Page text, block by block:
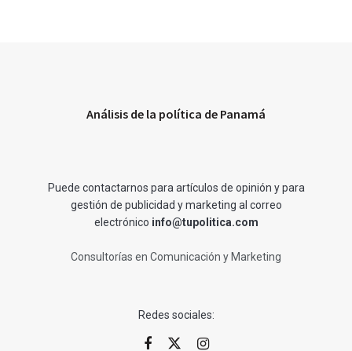
Análisis de la política de Panamá
Puede contactarnos para artículos de opinión y para
gestión de publicidad y marketing al correo
electrónico info@tupolitica.com
Consultorías en Comunicación y Marketing
Redes sociales: